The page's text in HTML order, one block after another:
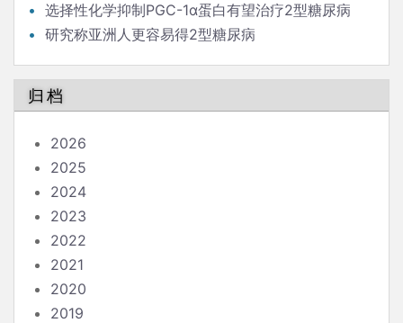
选择性化学抑制PGC-1α蛋白有望治疗2型糖尿病
研究称亚洲人更容易得2型糖尿病
归档
2026
2025
2024
2023
2022
2021
2020
2019